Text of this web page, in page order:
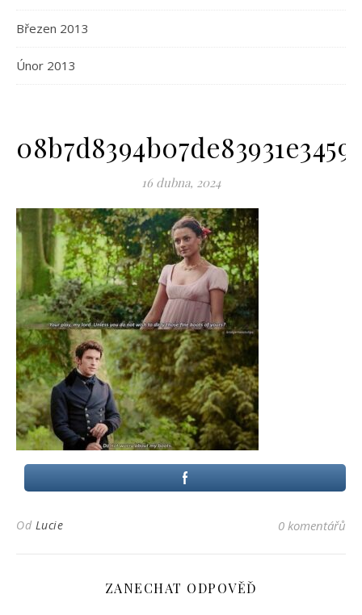
Březen 2013
Únor 2013
16 dubna, 2024
Od Lucie 0 komentářů
ZANECHAT ODPOVĚĎ